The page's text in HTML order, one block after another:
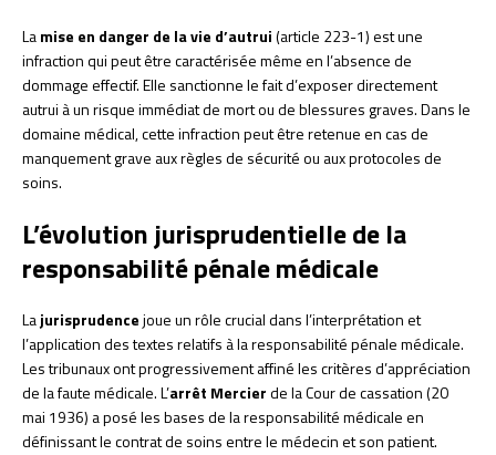
Lamise en danger de la vie d’autrui(article 223-1) est une
infraction qui peut être caractérisée même en l’absence de
dommage effectif. Elle sanctionne le fait d’exposer directement
autrui à un risque immédiat de mort ou de blessures graves. Dans le
domaine médical, cette infraction peut être retenue en cas de
manquement grave aux règles de sécurité ou aux protocoles de
soins.
L’évolution jurisprudentielle de la
responsabilité pénale médicale
Lajurisprudencejoue un rôle crucial dans l’interprétation et
l’application des textes relatifs à la responsabilité pénale médicale.
Les tribunaux ont progressivement affiné les critères d’appréciation
de la faute médicale. L’arrêt Mercierde la Cour de cassation (20
mai 1936) a posé les bases de la responsabilité médicale en
définissant le contrat de soins entre le médecin et son patient.